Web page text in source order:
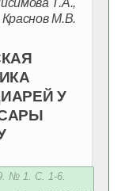
Т.А.,
М.В.
У
№ 1. С. 1-6.